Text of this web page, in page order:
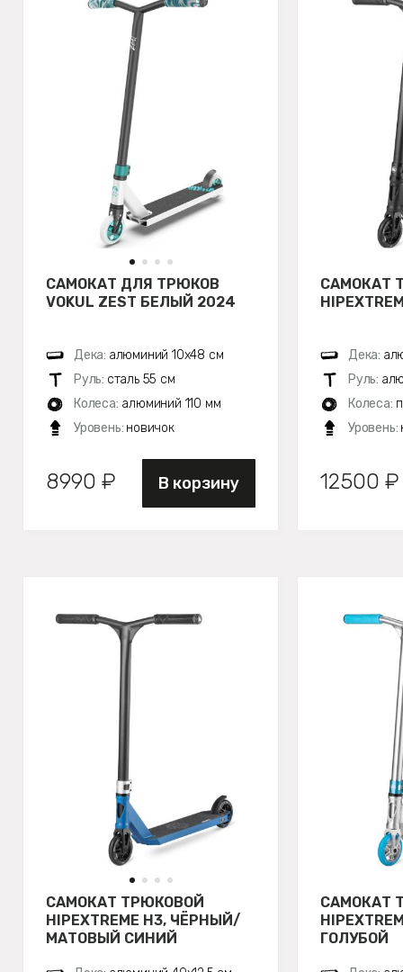
САМОКАТ ДЛЯ ТРЮКОВ
VOKUL ZEST БЕЛЫЙ 2024
Дека: алюминий 10х48 см
Руль: сталь 55 см
Колеса: алюминий 110 мм
Уровень: новичок
8990 ₽ В корзину
САМОКАТ
Дека:
Руль:
Колеса:
Уровень:
12500 ₽
САМОКАТ ТРЮКОВОЙ
HIPEXTREME H3, ЧЁРНЫЙ/
МАТОВЫЙ СИНИЙ
САМОКАТ
ГОЛУБОЙ